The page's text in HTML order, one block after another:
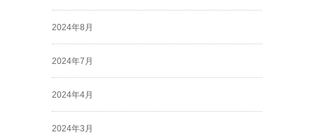
2024年8月
2024年7月
2024年4月
2024年3月